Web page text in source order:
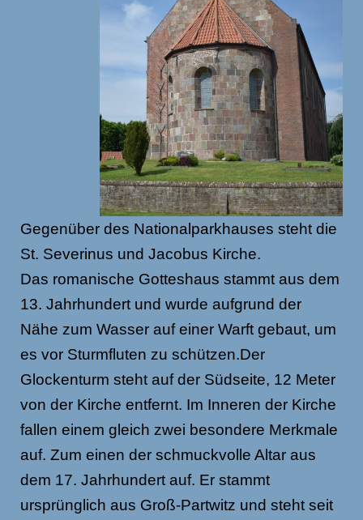
Gegenüber des Nationalparkhauses steht die
St. Severinus und Jacobus Kirche.
Das romanische Gotteshaus stammt aus dem
13. Jahrhundert und wurde aufgrund der
Nähe zum Wasser auf einer Warft gebaut, um
es vor Sturmfluten zu schützen.Der
Glockenturm steht auf der Südseite, 12 Meter
von der Kirche entfernt. Im Inneren der Kirche
fallen einem gleich zwei besondere Merkmale
auf. Zum einen der schmuckvolle Altar aus
dem 17. Jahrhundert auf. Er stammt
ursprünglich aus Groß-Partwitz und steht seit